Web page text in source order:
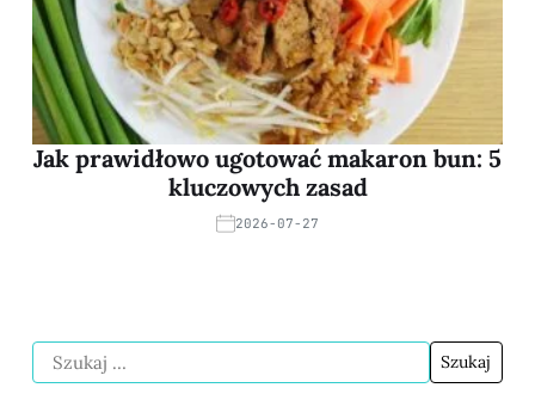
Jak prawidłowo ugotować makaron bun: 5
kluczowych zasad
2026-07-27